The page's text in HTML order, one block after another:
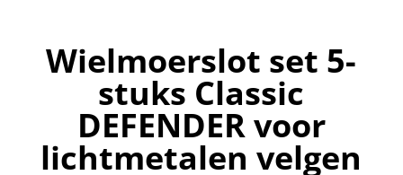
Wielmoerslot set 5-
stuks Classic
DEFENDER voor
lichtmetalen velgen